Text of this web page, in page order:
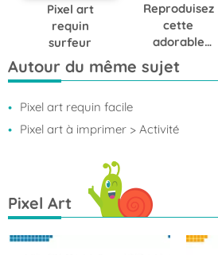
Pixel art
requin
surfeur
Reproduisez
cette
adorable
abeille en
pixel art
Autour du même sujet
Pixel art requin facile
Pixel art à imprimer > Activité
Pixel Art